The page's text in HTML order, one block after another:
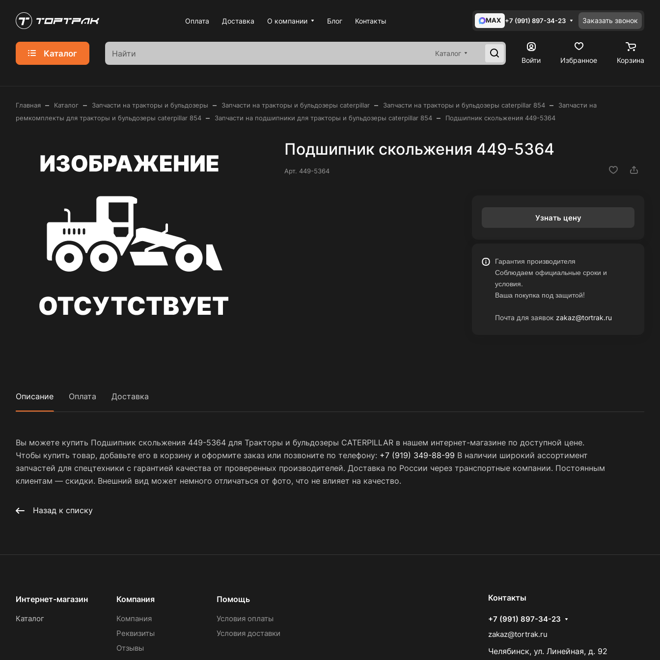
Оплата Доставка О компании Блог Контакты MAX +7 (991) 897-34-23 Заказать звонок
Каталог
Каталог
Войти
Избранное Корзина
Главная – Каталог – Запчасти на тракторы и бульдозеры – Запчасти на тракторы и бульдозеры caterpillar – Запчасти на тракторы и бульдозеры caterpillar 854 –
Запчасти на
ремкомплекты для тракторы и бульдозеры caterpillar 854 – Запчасти на подшипники для тракторы и бульдозеры caterpillar 854 – Подшипник скольжения 449-5364
Подшипник скольжения 449-5364
Арт. 449-5364
Узнать цену
Гарантия производителя
Соблюдаем официальные сроки и
условия.
Ваша покупка под защитой!
Почта для заявок zakaz@tortrak.ru
Описание Оплата Доставка
Вы можете купить Подшипник скольжения 449-5364 для Тракторы и бульдозеры CATERPILLAR в нашем интернет-магазине по доступной цене.
Чтобы купить товар, добавьте его в корзину и оформите заказ или позвоните по телефону: +7 (919) 349-88-99 В наличии широкий ассортимент
запчастей для спецтехники с гарантией качества от проверенных производителей. Доставка по России через транспортные компании. Постоянным
клиентам — скидки. Внешний вид может немного отличаться от фото, что не влияет на качество.
Назад к списку
Интернет-магазин
Каталог
Компания
Компания
Реквизиты
Отзывы
Помощь
Условия оплаты
Условия доставки
Контакты
+7 (991) 897-34-23
zakaz@tortrak.ru
Челябинск, ул. Линейная, д. 92